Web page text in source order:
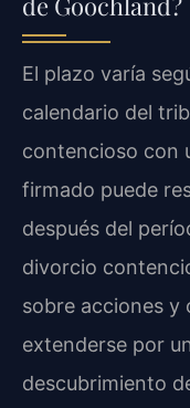
El plazo varía
calendario del
contencioso con
firmado puede
después del
divorcio
sobre acciones y
extenderse por
descubrimiento